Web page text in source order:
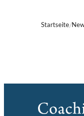
Startseite